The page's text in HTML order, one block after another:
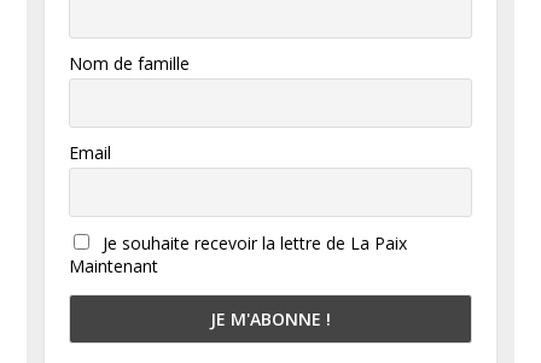
Nom de famille
Email
Je souhaite recevoir la lettre de La Paix
Maintenant